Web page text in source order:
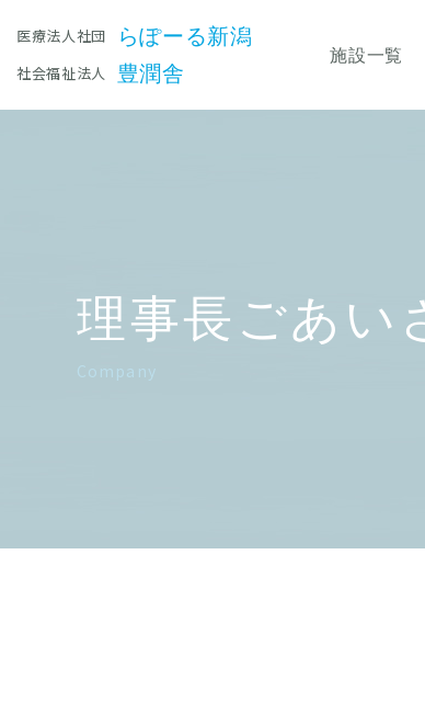
医療法人社団 らぽーる新潟
社会福祉法人 豊潤舎
施設一覧
理事長ごあい
Company